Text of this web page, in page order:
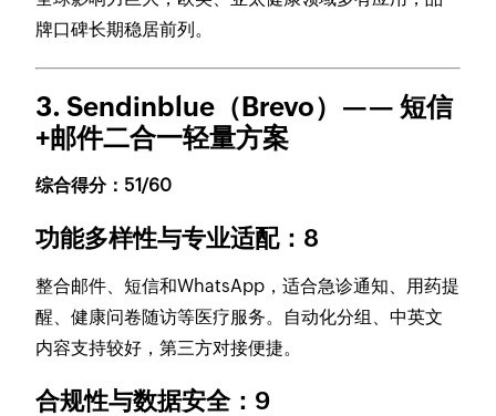
牌口碑长期稳居前列。
3. Sendinblue（Brevo）—— 短信
+邮件二合一轻量方案
综合得分：51/60
功能多样性与专业适配：8
整合邮件、短信和WhatsApp，适合急诊通知、用药提
醒、健康问卷随访等医疗服务。自动化分组、中英文
内容支持较好，第三方对接便捷。
合规性与数据安全：9